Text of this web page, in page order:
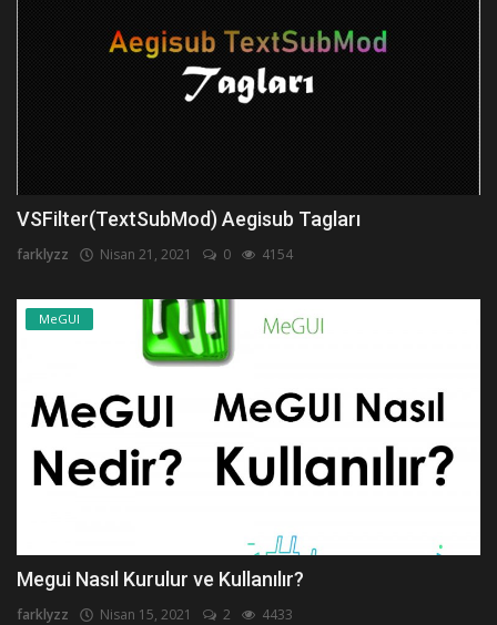
VSFilter(TextSubMod) Aegisub Tagları
farklyzz Nisan 21, 2021 0 4154
MeGUI
Megui Nasıl Kurulur ve Kullanılır?
farklyzz Nisan 15, 2021 2 4433